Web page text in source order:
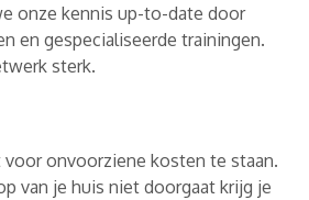
onze kennis up-to-date door
en gespecialiseerde trainingen.
sterk.
onvoorziene kosten te staan.
van je huis niet doorgaat krijg je